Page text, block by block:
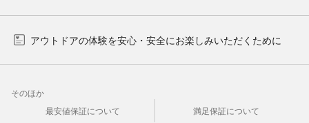
アウトドアの体験を安心・安全にお楽しみいただくために
そのほか
最安値保証について
満足保証について